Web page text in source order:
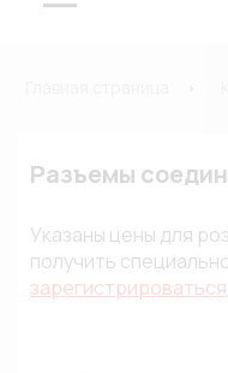
Разъемы
Указаны цены для
получить
зарегистрироваться